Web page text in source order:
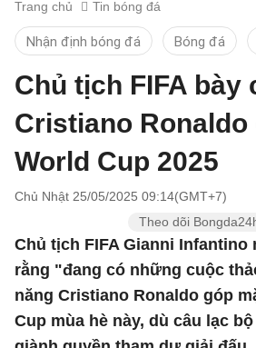
Trang chủ Tin bóng đá
Nhận định bóng đá Bóng đá
Chủ tịch FIFA bày
Cristiano
World Cup 2025
Chủ Nhật 25/05/2025 09:14(GMT+7)
Theo dõi
Chủ tịch FIFA Gianni
rằng "đang có những cuộc
năng Cristiano Ronaldo góp
Cup mùa hè này, dù câu lạc